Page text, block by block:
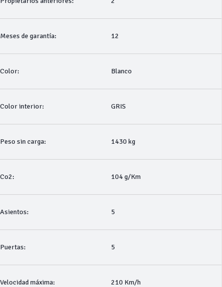
Meses de garantía: 12
Color: Blanco
Color interior: GRIS
Peso sin carga: 1430 kg
Co2: 104 g/Km
Asientos: 5
Puertas: 5
Velocidad máxima: 210 Km/h